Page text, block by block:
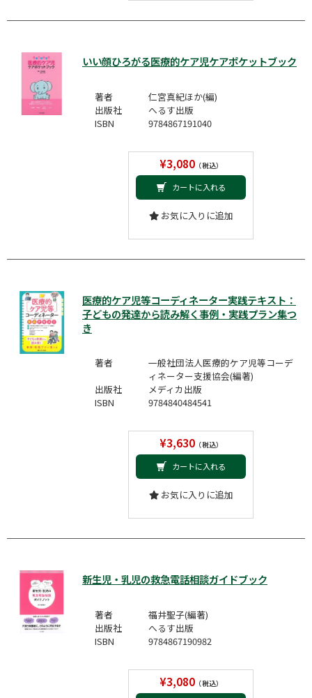
いい顔ひろがる医療的ケア児ケアポケットブック
著者
仁宮真紀ほか(編)
出版社
へるす出版
ISBN
9784867191040
¥3,080（税込）
カートに入れる
お気に入りに追加
医療的ケア児等コーディネーター実践テキスト：
子どもの発達から読み解く事例・実践プラン集つ
き
著者
一般社団法人医療的ケア児等コーデ
ィネーター支援協会(編著)
出版社
メディカ出版
ISBN
9784840484541
¥3,630（税込）
カートに入れる
お気に入りに追加
新生児・乳児の救急電話相談ガイドブック
著者
福井聖子(編著)
出版社
へるす出版
ISBN
9784867190982
¥3,080（税込）